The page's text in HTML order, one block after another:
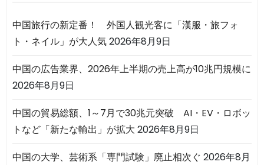
中国旅行の新定番！ 外国人観光客に「漢服・旅フォ
ト・ネイル」が大人気2026年8月9日
中国の広告業界、2026年上半期の売上高が10兆円規模に
2026年8月9日
中国の貿易総額、1～7月で30兆元突破 AI・EV・ロボッ
トなど「新たな輸出」が拡大 2026年8月9日
中国の大学、芸術系「専門試験」廃止相次ぐ 2026年8月